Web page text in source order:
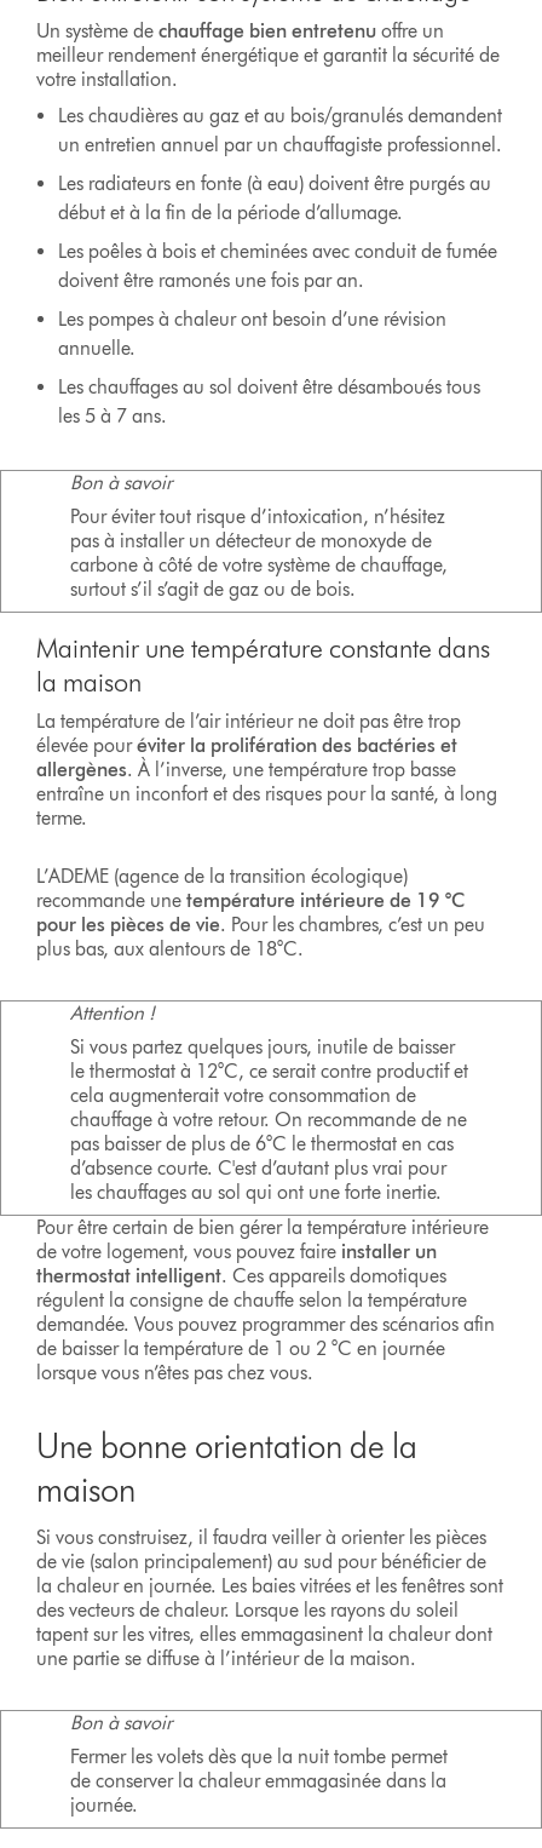
Un système dechauffage bien entretenu offre un
meilleur rendement énergétique et garantit la sécurité de
votre installation.
Les chaudières au gaz et au bois/granulés demandent
un entretien annuel par un chauffagiste professionnel.
Les radiateurs en fonte (à eau) doivent être purgés au
début et à la fin de la période d’allumage.
Les poêles à bois et cheminées avec conduit de fumée
doivent être ramonés une fois par an.
Les pompes à chaleur ont besoin d’une révision
annuelle.
Les chauffages au sol doivent être désamboués tous
les 5 à 7 ans.
Bon à savoir
Pour éviter tout risque d’intoxication, n’hésitez
pas à installer un détecteur de monoxyde de
carbone à côté de votre système de chauffage,
surtout s’il s’agit de gaz ou de bois.
Maintenir une température constante dans
la maison
La température de l’air intérieur ne doit pas être trop
élevée pouréviter la prolifération des bactéries et
allergènes. À l’inverse, une température trop basse
entraîne un inconfort et des risques pour la santé, à long
terme.
L’ADEME (agence de la transition écologique)
recommande une température intérieure de 19 °C
pour les pièces de vie. Pour les chambres, c’est un peu
plus bas, aux alentours de 18°C.
Attention !
Si vous partez quelques jours, inutile de baisser
le thermostat à 12°C, ce serait contre productif et
cela augmenterait votre consommation de
chauffage à votre retour. On recommande de ne
pas baisser de plus de 6°C le thermostat en cas
d’absence courte. C'est d’autant plus vrai pour
les chauffages au sol qui ont une forte inertie.
Pour être certain de bien gérer la température intérieure
de votre logement, vous pouvez faire installer un
thermostat intelligent. Ces appareils domotiques
régulent la consigne de chauffe selon la température
demandée. Vous pouvez programmer des scénarios afin
de baisser la température de 1 ou 2 °C en journée
lorsque vous n’êtes pas chez vous.
Une bonne orientation de la
maison
Si vous construisez, il faudra veiller à orienter les pièces
de vie (salon principalement) au sud pour bénéficier de
la chaleur en journée. Les baies vitrées et les fenêtres sont
des vecteurs de chaleur. Lorsque les rayons du soleil
tapent sur les vitres, elles emmagasinent la chaleur dont
une partie se diffuse à l’intérieur de la maison.
Bon à savoir
Fermer les volets dès que la nuit tombe permet
de conserver la chaleur emmagasinée dans la
journée.